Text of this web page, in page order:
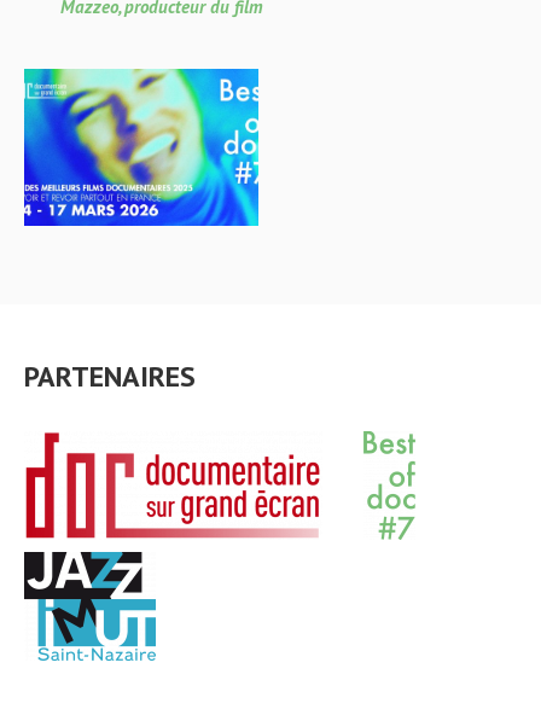
Mazzeo, producteur du film
PARTENAIRES